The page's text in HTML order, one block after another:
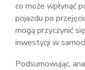
co może wpłynąć
pojazdu po
mogą przyczynić
inwestycji w
Podsumowując,